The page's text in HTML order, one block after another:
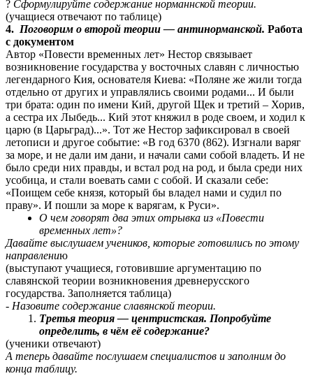
? Сформулируйте содержание норманнской теории.
(учащиеся отвечают по таблице)
4. Поговорим о второй теории — антинорманской. Работа
с документом
Автор «Повести временных лет» Нестор связывает
возникновение государства у восточных славян с личностью
легендарного Кия, основателя Киева: «Поляне же жили тогда
отдельно от других и управлялись своими родами... И были
три брата: один по имени Кий, другой Щек и третий – Хорив,
а сестра их Лыбедь... Кий этот княжил в роде своем, и ходил к
царю (в Царьград)...». Тот же Нестор зафиксировал в своей
летописи и другое событие: «В год 6370 (862). Изгнали варяг
за море, и не дали им дани, и начали сами собой владеть. И не
было среди них правды, и встал род на род, и была среди них
усобица, и стали воевать сами с собой. И сказали себе:
«Поищем себе князя, который бы владел нами и судил по
праву». И пошли за море к варягам, к Руси».
О чем говорят два этих отрывка из «Повести
временных лет»?
Давайте выслушаем учеников, которые готовились по этому
направлению
(выступают учащиеся, готовившие аргументацию по
славянской теории возникновения древнерусского
государства. Заполняется таблица)
- Назовите содержание славянской теории.
Третья теория — центристская. Попробуйте
определить, в чём её содержание?
(ученики отвечают)
А теперь давайте послушаем специалистов и заполним до
конца таблицу.